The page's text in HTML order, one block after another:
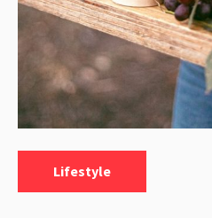
Lifestyle